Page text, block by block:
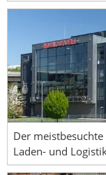
Der
Laden- und